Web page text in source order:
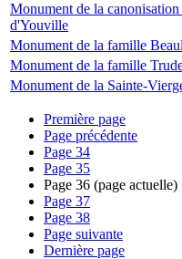
Monument de la
d'Youville
Monument de la famille
Monument de la famille
Monument de la Sainte-
Première page
Page précédente
Page 34
Page 35
Page 36 (page actuelle)
Page 37
Page 38
Page suivante
Dernière page